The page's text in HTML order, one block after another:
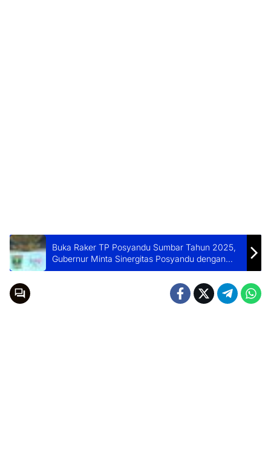
Buka Raker TP Posyandu Sumbar Tahun 2025,
Gubernur Minta Sinergitas Posyandu dengan
OPD dan Wali Nagari